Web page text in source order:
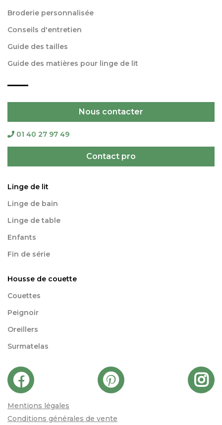
Broderie personnalisée
Conseils d'entretien
Guide des tailles
Guide des matières pour linge de lit
Nous contacter
01 40 27 97 49
Contact pro
Linge de lit
Linge de bain
Linge de table
Enfants
Fin de série
Housse de couette
Couettes
Peignoir
Oreillers
Surmatelas
Mentions légales
Conditions générales de vente